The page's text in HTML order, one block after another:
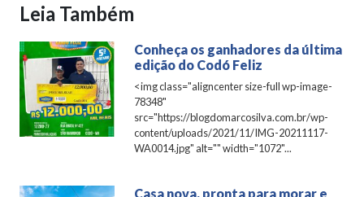
Leia Também
Conheça os ganhadores da última
edição do Codó Feliz
<img class="aligncenter size-full wp-image-
78348"
src="https://blogdomarcosilva.com.br/wp-
content/uploads/2021/11/IMG-20211117-
WA0014.jpg" alt="" width="1072"...
Casa nova, pronta para morar e